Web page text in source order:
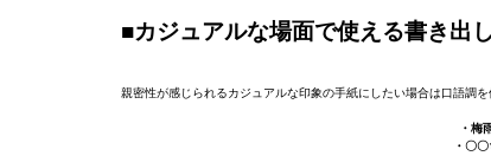
■カジュアルな場面で使える書き出
親密性が感じられるカジュアルな印象の手紙にしたい場合は口語調
・梅
・〇